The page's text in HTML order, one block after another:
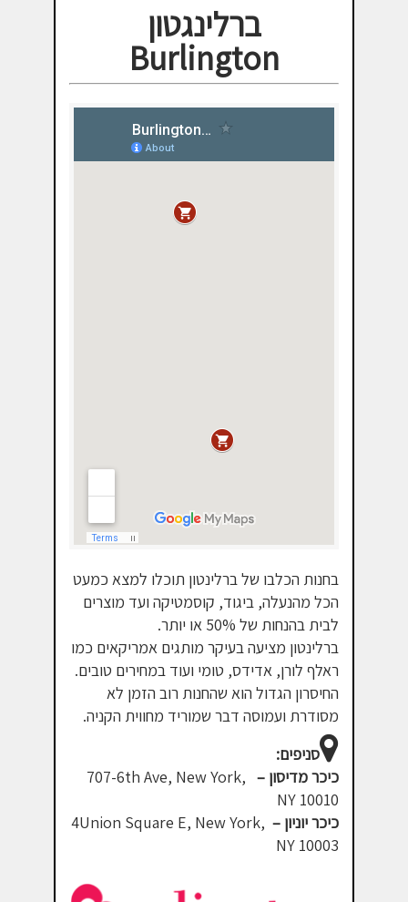
ברלינגטון
Burlington
בחנות הכלבו של ברלינטון תוכלו למצא כמעט
הכל מהנעלה, ביגוד, קוסמטיקה ועד מוצרים
לבית בהנחות של 50% או יותר.
ברלינטון מציעה בעיקר מותגים אמריקאים כמו
ראלף לורן, אדידס, טומי ועוד במחירים טובים.
החיסרון הגדול הוא שהחנות רוב הזמן לא
מסודרת ועמוסה דבר שמוריד מחווית הקניה.
סניפים:
כיכר מדיסון – 707-6th Ave, New York,
NY 10010
כיכר יוניון – 4Union Square E, New York,
NY 10003